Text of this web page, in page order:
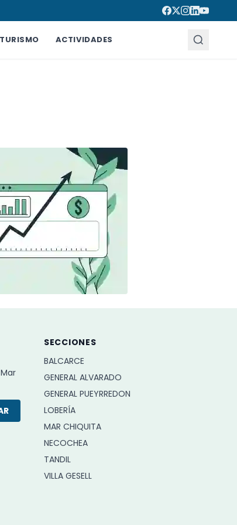
TURISMO ACTIVIDADES
SECCIONES
BALCARCE
GENERAL ALVARADO
GENERAL PUEYRREDON
LOBERÍA
MAR CHIQUITA
NECOCHEA
TANDIL
VILLA GESELL